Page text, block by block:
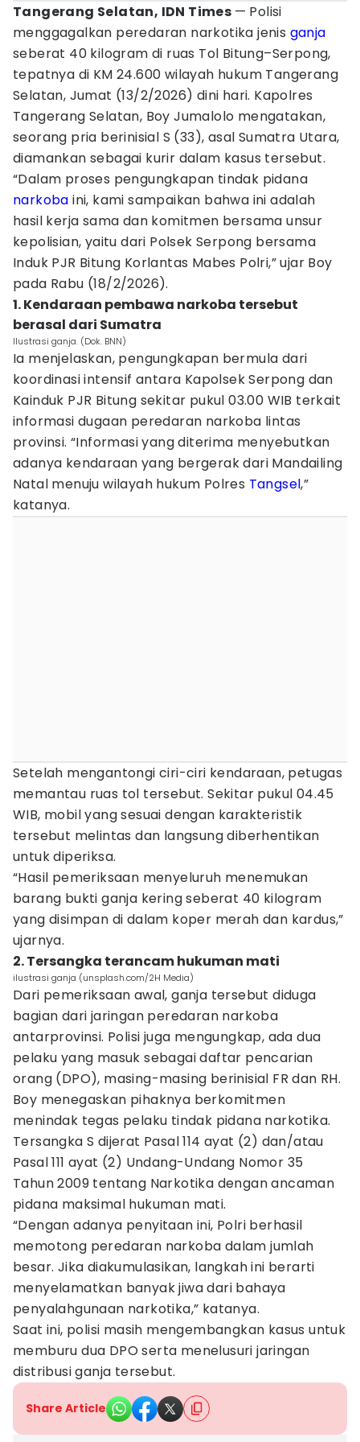
Tangerang Selatan, IDN Times — Polisi
menggagalkan peredaran narkotika jenis ganja
seberat 40 kilogram di ruas Tol Bitung–Serpong,
tepatnya di KM 24.600 wilayah hukum Tangerang
Selatan, Jumat (13/2/2026) dini hari. Kapolres
Tangerang Selatan, Boy Jumalolo mengatakan,
seorang pria berinisial S (33), asal Sumatra Utara,
diamankan sebagai kurir dalam kasus tersebut.
“Dalam proses pengungkapan tindak pidana
narkoba ini, kami sampaikan bahwa ini adalah
hasil kerja sama dan komitmen bersama unsur
kepolisian, yaitu dari Polsek Serpong bersama
Induk PJR Bitung Korlantas Mabes Polri,” ujar Boy
pada Rabu (18/2/2026).
1. Kendaraan pembawa narkoba tersebut
berasal dari Sumatra
Ilustrasi ganja. (Dok. BNN)
Ia menjelaskan, pengungkapan bermula dari
koordinasi intensif antara Kapolsek Serpong dan
Kainduk PJR Bitung sekitar pukul 03.00 WIB terkait
informasi dugaan peredaran narkoba lintas
provinsi. “Informasi yang diterima menyebutkan
adanya kendaraan yang bergerak dari Mandailing
Natal menuju wilayah hukum Polres Tangsel,”
katanya.
Setelah mengantongi ciri-ciri kendaraan, petugas
memantau ruas tol tersebut. Sekitar pukul 04.45
WIB, mobil yang sesuai dengan karakteristik
tersebut melintas dan langsung diberhentikan
untuk diperiksa.
“Hasil pemeriksaan menyeluruh menemukan
barang bukti ganja kering seberat 40 kilogram
yang disimpan di dalam koper merah dan kardus,”
ujarnya.
2. Tersangka terancam hukuman mati
ilustrasi ganja (unsplash.com/2H Media)
Dari pemeriksaan awal, ganja tersebut diduga
bagian dari jaringan peredaran narkoba
antarprovinsi. Polisi juga mengungkap, ada dua
pelaku yang masuk sebagai daftar pencarian
orang (DPO), masing-masing berinisial FR dan RH.
Boy menegaskan pihaknya berkomitmen
menindak tegas pelaku tindak pidana narkotika.
Tersangka S dijerat Pasal 114 ayat (2) dan/atau
Pasal 111 ayat (2) Undang-Undang Nomor 35
Tahun 2009 tentang Narkotika dengan ancaman
pidana maksimal hukuman mati.
“Dengan adanya penyitaan ini, Polri berhasil
memotong peredaran narkoba dalam jumlah
besar. Jika diakumulasikan, langkah ini berarti
menyelamatkan banyak jiwa dari bahaya
penyalahgunaan narkotika,” katanya.
Saat ini, polisi masih mengembangkan kasus untuk
memburu dua DPO serta menelusuri jaringan
distribusi ganja tersebut.
Share Article